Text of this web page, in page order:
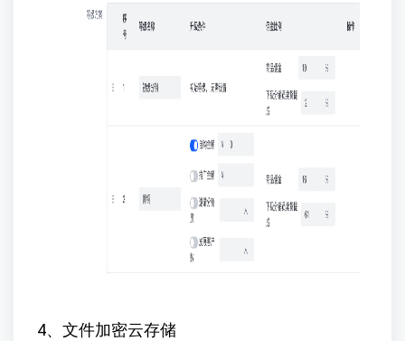
4、文件加密云存储